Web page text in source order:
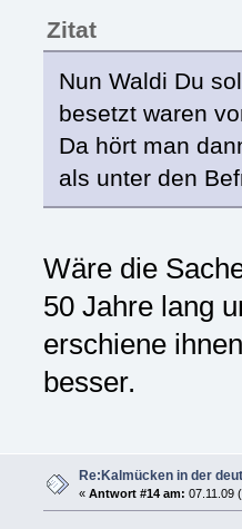
Zitat
Nun Waldi Du
besetzt waren
Da hört man
als unter den
Wäre die
50 Jahre lang
erschiene
besser.
Re:Kalmücken in der
« Antwort #14 am: 07.11.09